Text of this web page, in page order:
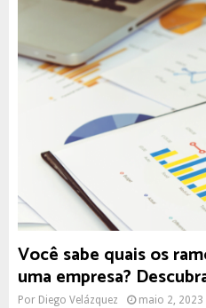
Você sabe quais os
uma empresa?
Por Diego Velázquez maio 2, 2023